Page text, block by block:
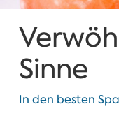
Sinne
In den besten